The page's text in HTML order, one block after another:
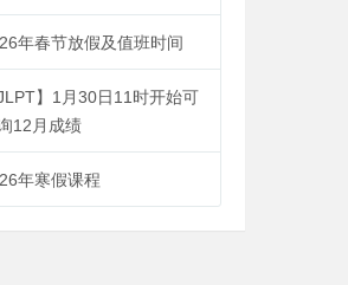
年春节放假及值班时间
JLPT】1月30日11时开始可
12月成绩
年寒假课程